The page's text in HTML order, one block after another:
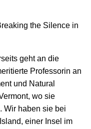
the Silence in
geht an die
Professorin an
und Natural
wo sie
Wir haben sie bei
einer Insel im